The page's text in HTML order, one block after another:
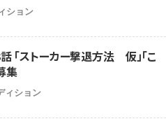
ション
「ストーカー撃退方法 仮」「こ
集
ィション